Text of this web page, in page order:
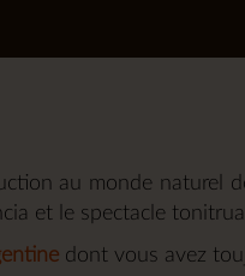
au monde naturel
et le spectacle
dont vous avez